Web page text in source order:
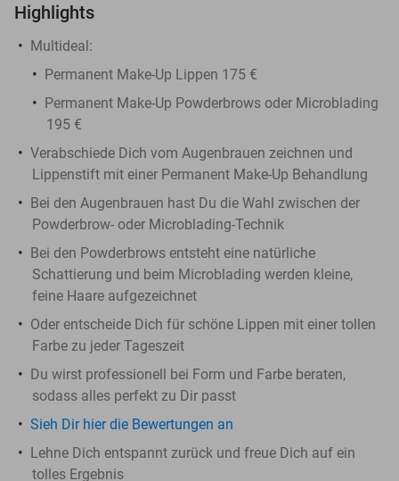
Highlights
Multideal:
Permanent Make-Up Lippen 175 €
Permanent Make-Up Powderbrows oder Microblading
195 €
Verabschiede Dich vom Augenbrauen zeichnen und
Lippenstift mit einer Permanent Make-Up Behandlung
Bei den Augenbrauen hast Du die Wahl zwischen der
Powderbrow- oder Microblading-Technik
Bei den Powderbrows entsteht eine natürliche
Schattierung und beim Microblading werden kleine,
feine Haare aufgezeichnet
Oder entscheide Dich für schöne Lippen mit einer tollen
Farbe zu jeder Tageszeit
Du wirst professionell bei Form und Farbe beraten,
sodass alles perfekt zu Dir passt
Sieh Dir hier die Bewertungen an
Lehne Dich entspannt zurück und freue Dich auf ein
tolles Ergebnis